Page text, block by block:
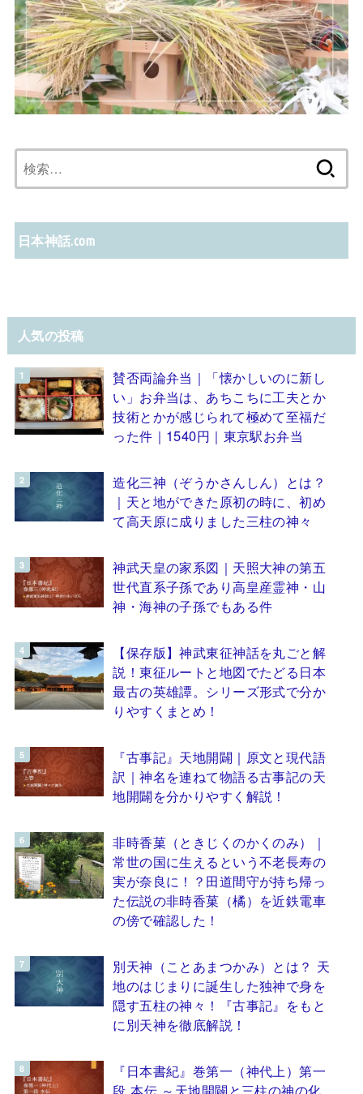
索:
日本神話.com
人気の投稿
賛否両論弁当｜「懐かしいのに新し
い」お弁当は、あちこちに工夫とか
技術とかが感じられて極めて至福だ
った件｜1540円｜東京駅お弁当
造化三神（ぞうかさんしん）とは？
｜天と地ができた原初の時に、初め
て高天原に成りました三柱の神々
神武天皇の家系図｜天照大神の第五
世代直系子孫であり高皇産霊神・山
神・海神の子孫でもある件
【保存版】神武東征神話を丸ごと解
説！東征ルートと地図でたどる日本
最古の英雄譚。シリーズ形式で分か
りやすくまとめ！
『古事記』天地開闢｜原文と現代語
訳｜神名を連ねて物語る古事記の天
地開闢を分かりやすく解説！
非時香菓（ときじくのかくのみ）｜
常世の国に生えるという不老長寿の
実が奈良に！？田道間守が持ち帰っ
た伝説の非時香菓（橘）を近鉄電車
の傍で確認した！
別天神（ことあまつかみ）とは？ 天
地のはじまりに誕生した独神で身を
隠す五柱の神々！『古事記』をもと
に別天神を徹底解説！
『日本書紀』巻第一（神代上）第一
段 本伝 ～天地開闢と三柱の神の化